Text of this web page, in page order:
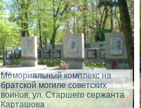
Мемориальный комплекс на
братской могиле советских
воинов, ул. Старшего сержанта
Карташова